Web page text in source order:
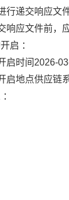
行递交响应文
响应文件前，
启 ：
启时间2026-
启地点供应链